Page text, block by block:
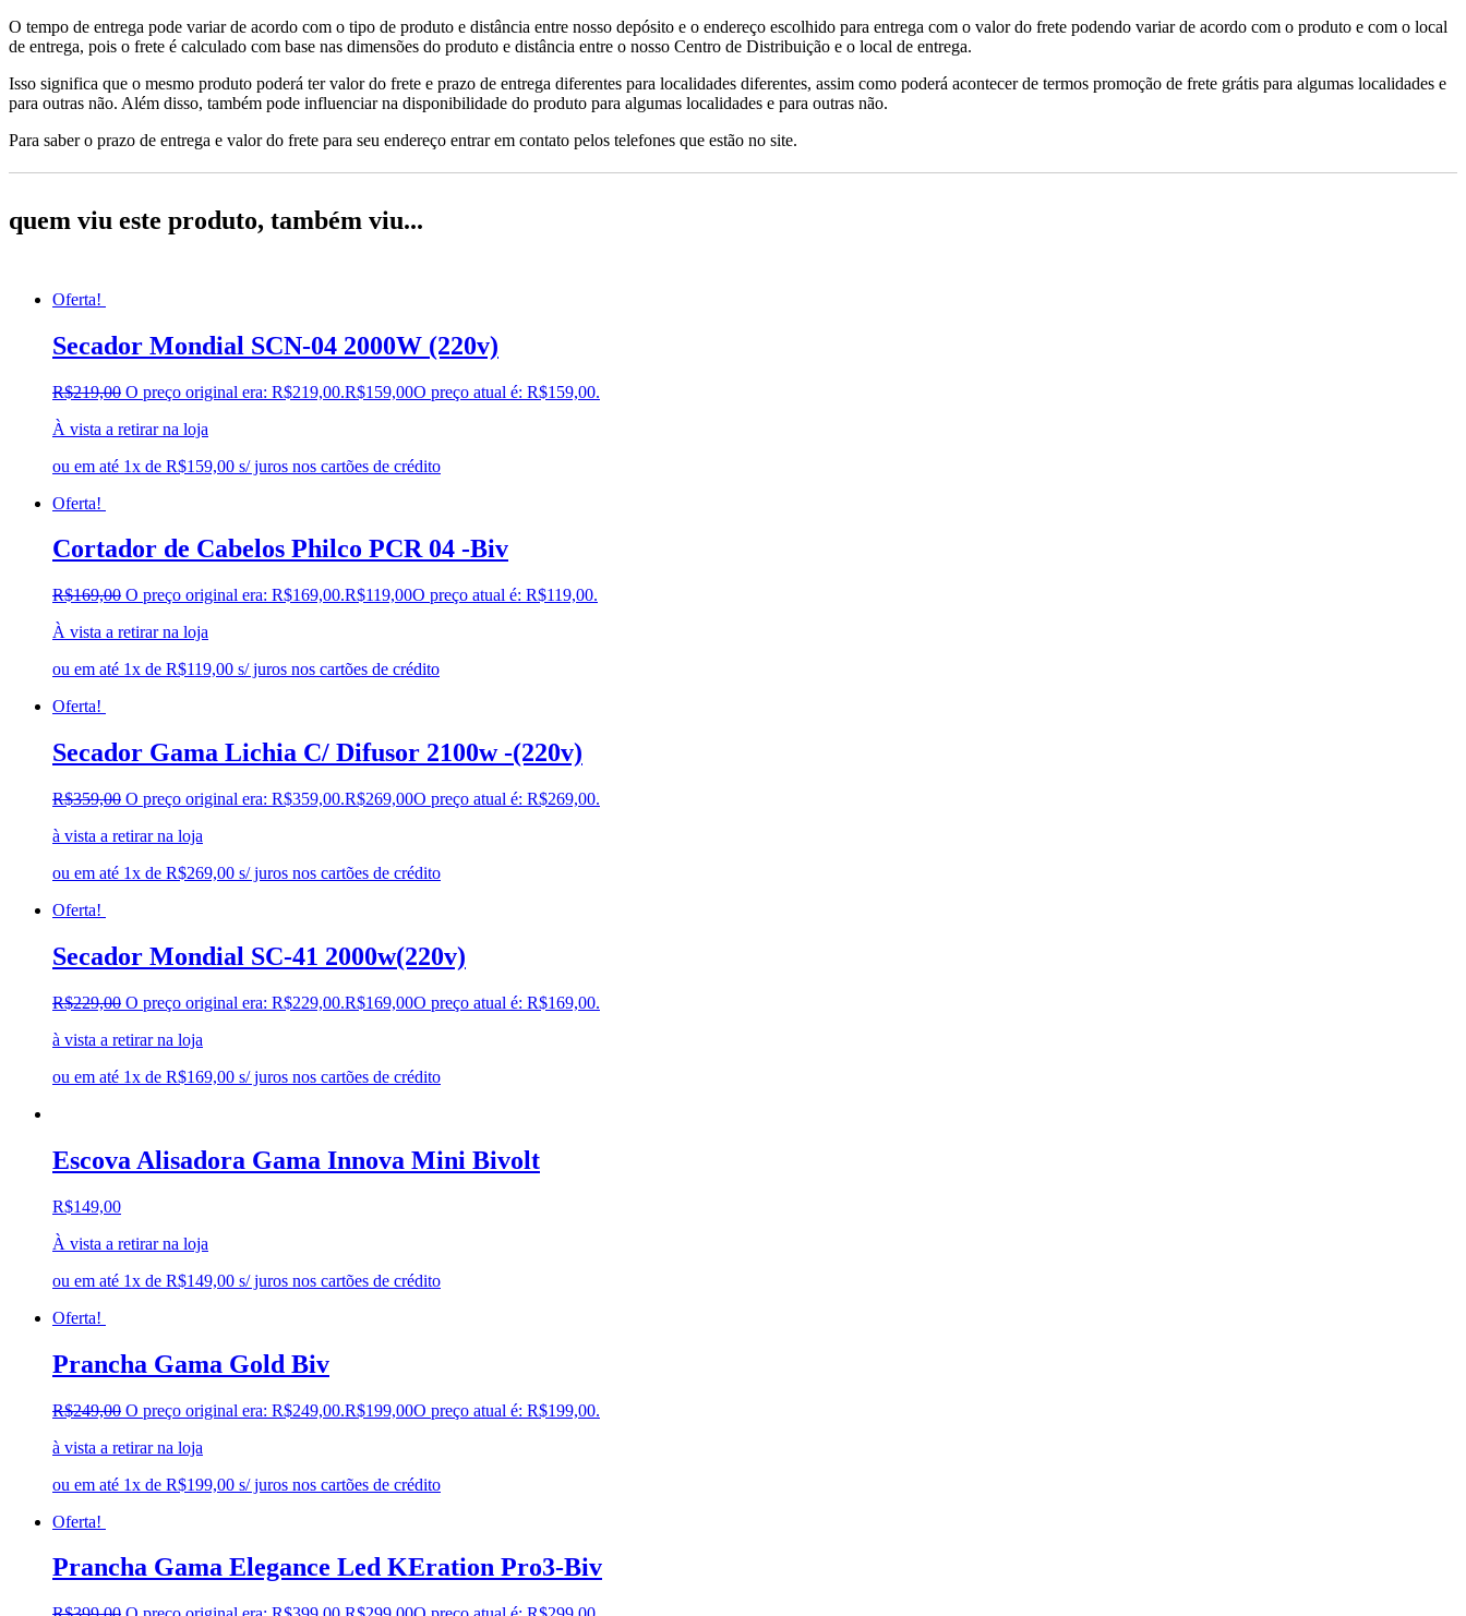
O tempo de entrega pode variar de acordo com o tipo de produto e distância entre nosso depósito e o endereço escolhido para entrega com o valor do frete podendo variar de acordo com o produto e com o local
de entrega, pois o frete é calculado com base nas dimensões do produto e distância entre o nosso Centro de Distribuição e o local de entrega.
Isso significa que o mesmo produto poderá ter valor do frete e prazo de entrega diferentes para localidades diferentes, assim como poderá acontecer de termos promoção de frete grátis para algumas localidades e
para outras não. Além disso, também pode influenciar na disponibilidade do produto para algumas localidades e para outras não.
Para saber o prazo de entrega e valor do frete para seu endereço entrar em contato pelos telefones que estão no site.
quem viu este produto, também viu...
Oferta!
Secador Mondial SCN-04 2000W (220v)
R$219,00 O preço original era: R$219,00.R$159,00O preço atual é: R$159,00.
À vista a retirar na loja
ou em até 1x de R$159,00 s/ juros nos cartões de crédito
Oferta!
Cortador de Cabelos Philco PCR 04 -Biv
R$169,00 O preço original era: R$169,00.R$119,00O preço atual é: R$119,00.
À vista a retirar na loja
ou em até 1x de R$119,00 s/ juros nos cartões de crédito
Oferta!
Secador Gama Lichia C/ Difusor 2100w -(220v)
R$359,00 O preço original era: R$359,00.R$269,00O preço atual é: R$269,00.
à vista a retirar na loja
ou em até 1x de R$269,00 s/ juros nos cartões de crédito
Oferta!
Secador Mondial SC-41 2000w(220v)
R$229,00 O preço original era: R$229,00.R$169,00O preço atual é: R$169,00.
à vista a retirar na loja
ou em até 1x de R$169,00 s/ juros nos cartões de crédito
Escova Alisadora Gama Innova Mini Bivolt
R$149,00
À vista a retirar na loja
ou em até 1x de R$149,00 s/ juros nos cartões de crédito
Oferta!
Prancha Gama Gold Biv
R$249,00 O preço original era: R$249,00.R$199,00O preço atual é: R$199,00.
à vista a retirar na loja
ou em até 1x de R$199,00 s/ juros nos cartões de crédito
Oferta!
Prancha Gama Elegance Led KEration Pro3-Biv